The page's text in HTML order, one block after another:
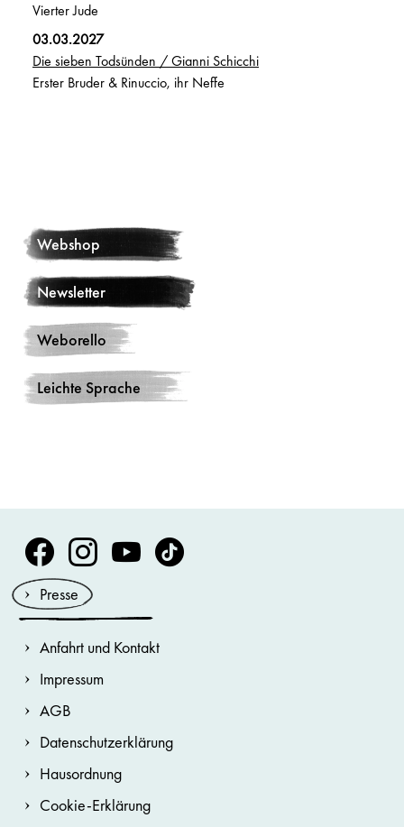
Webshop
Newsletter
Weborello
Leichte Sprache
Vierter Jude
03.03.2027
Die sieben Todsünden / Gianni Schicchi
Erster Bruder & Rinuccio, ihr Neffe
Volksoper Facebook
Volksoper Instagram
Volksoper Youtube
Volksoper TikTok
Presse
Anfahrt und Kontakt
Impressum
AGB
Datenschutzerklärung
Hausordnung
Cookie-Erklärung